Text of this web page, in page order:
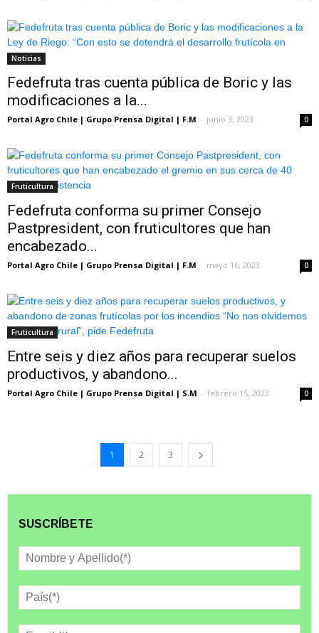
Noticias
Fedefruta tras cuenta pública de Boric y las
modificaciones a la...
Portal Agro Chile | Grupo Prensa Digital | F.M - junio 3, 2023 0
Fruticultura
Fedefruta conforma su primer Consejo
Pastpresident, con fruticultores que han
encabezado...
Portal Agro Chile | Grupo Prensa Digital | F.M - mayo 16, 2023 0
Fruticultura
Entre seis y diez años para recuperar suelos
productivos, y abandono...
Portal Agro Chile | Grupo Prensa Digital | S.M - febrero 15, 2023 0
1 2 3
SUSCRÍBETE